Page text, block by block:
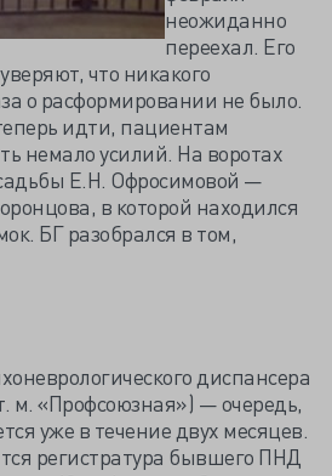
неожиданно
переехал. Его
что никакого
о расформировании не было.
идти, пациентам
немало усилий. На воротах
Е.Н. Офросимовой —
в которой находился
БГ разобрался в том,
диспансера
м. «Профсоюзная») — очередь,
уже в течение двух месяцев.
регистратура бывшего ПНД